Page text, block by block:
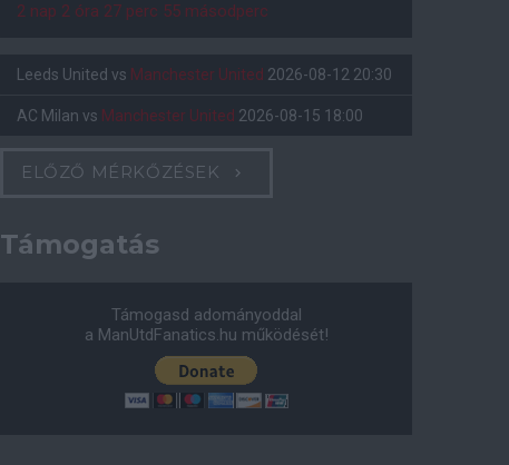
2 nap 2 óra 27 perc 54 másodperc
Leeds United vs Manchester United 2026-08-12 20:30
AC Milan vs Manchester United 2026-08-15 18:00
ELŐZŐ MÉRKŐZÉSEK
Támogatás
Támogasd adományoddal
a ManUtdFanatics.hu működését!